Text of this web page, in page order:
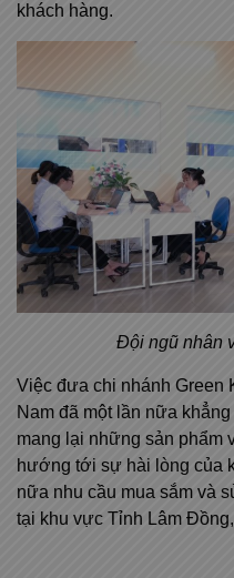
khách hàng.
Đội ngũ nhân
Việc đưa chi nhánh Green
Nam đã một lần nữa
mang lại những sản phẩm
hướng tới sự hài lòng của
nữa nhu cầu mua sắm và
tại khu vực Tỉnh Lâm